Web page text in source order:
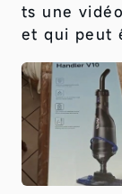
ts une
et qui peut